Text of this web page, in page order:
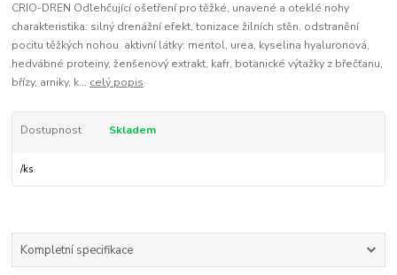
CRIO-DREN Odlehčující ošetření pro těžké, unavené a oteklé nohy
charakteristika: silný drenážní efekt, tonizace žilních stěn, odstranění
pocitu těžkých nohou aktivní látky: mentol, urea, kyselina hyaluronová,
hedvábné proteiny, ženšenový extrakt, kafr, botanické výtažky z břečťanu,
břízy, arniky, k... celý popis
Dostupnost Skladem
/ks
Kompletní specifikace